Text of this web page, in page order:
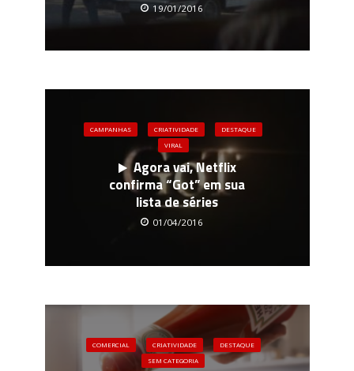
19/01/2016
CAMPANHAS CRIATIVIDADE
DESTAQUE
VIRAL
Agora vai, Netflix
confirma “Got” em sua
lista de séries
01/04/2016
COMERCIAL CRIATIVIDADE
DESTAQUE
SEM CATEGORIA